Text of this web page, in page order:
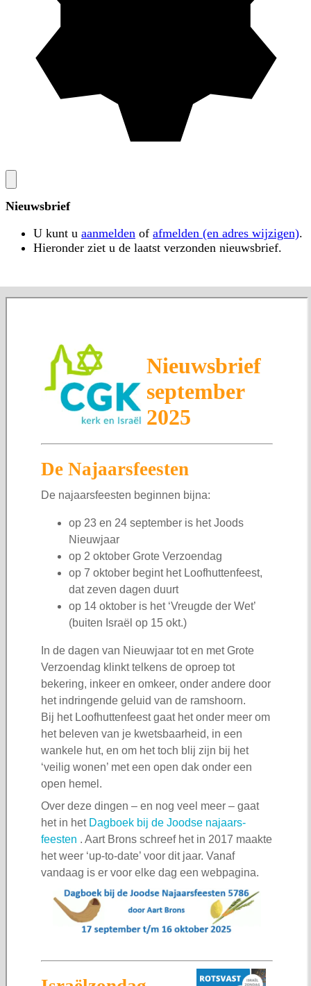
Nieuwsbrief
U kunt u aanmelden of afmelden (en adres wijzigen).
Hieronder ziet u de laatst verzonden nieuwsbrief.